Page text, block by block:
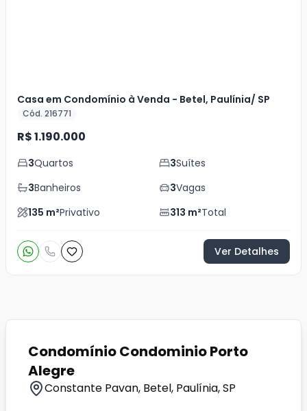
Casa em Condomínio à Venda - Betel, Paulínia/ SP
Cód. 216771
R$ 1.190.000
3Quartos 3Suítes
3Banheiros 3Vagas
135 m²Privativo 313 m²Total
Ver Detalhes
Condomínio Condominio Porto
Alegre
Constante Pavan, Betel, Paulínia, SP